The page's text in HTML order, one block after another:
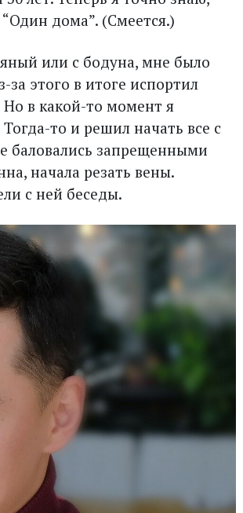
дома”. (Смеется.)
или с бодуна, мне было
этого в итоге испортил
в какой-то момент я
то и решил начать все с
баловались запрещенными
начала резать вены.
с ней беседы.